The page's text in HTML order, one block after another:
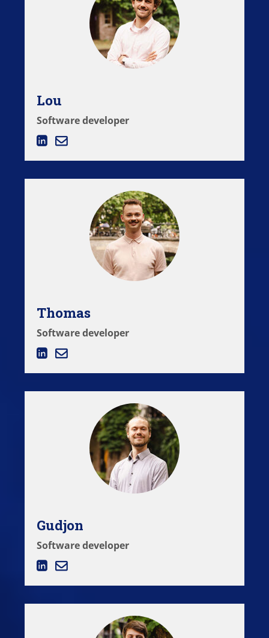
Lou
Software developer
Thomas
Software developer
Gudjon
Software developer